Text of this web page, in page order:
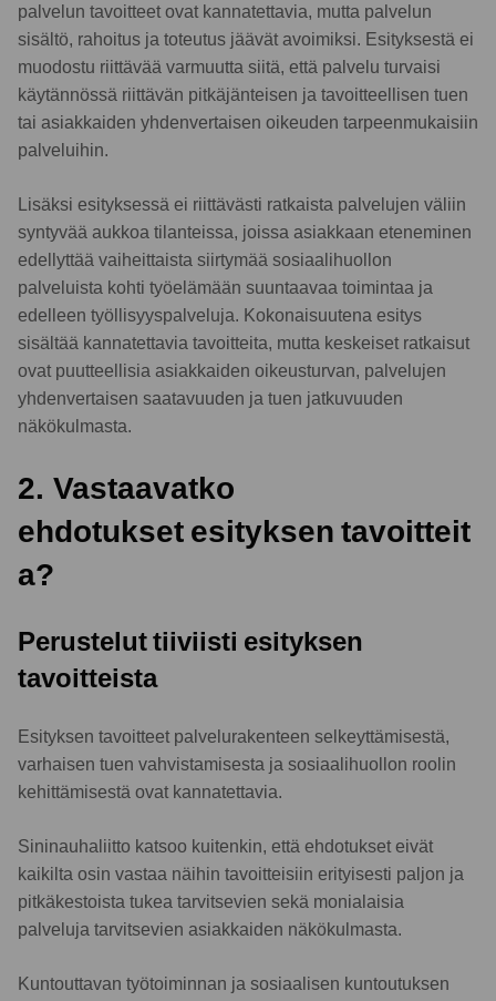
palvelun tavoitteet ovat kannatettavia, mutta palvelun
sisältö, rahoitus ja toteutus jäävät avoimiksi. Esityksestä ei
muodostu riittävää varmuutta siitä, että palvelu turvaisi
käytännössä riittävän pitkäjänteisen ja tavoitteellisen tuen
tai asiakkaiden yhdenvertaisen oikeuden tarpeenmukaisiin
palveluihin.
Lisäksi esityksessä ei riittävästi ratkaista palvelujen väliin
syntyvää aukkoa tilanteissa, joissa asiakkaan eteneminen
edellyttää vaiheittaista siirtymää sosiaalihuollon
palveluista kohti työelämään suuntaavaa toimintaa ja
edelleen työllisyyspalveluja. Kokonaisuutena esitys
sisältää kannatettavia tavoitteita, mutta keskeiset ratkaisut
ovat puutteellisia asiakkaiden oikeusturvan, palvelujen
yhdenvertaisen saatavuuden ja tuen jatkuvuuden
näkökulmasta.
2. Vastaavatko
ehdotukset esityksen tavoitteit
a?
Perustelut tiiviisti esityksen
tavoitteista
Esityksen tavoitteet palvelurakenteen selkeyttämisestä,
varhaisen tuen vahvistamisesta ja sosiaalihuollon roolin
kehittämisestä ovat kannatettavia.
Sininauhaliitto katsoo kuitenkin, että ehdotukset eivät
kaikilta osin vastaa näihin tavoitteisiin erityisesti paljon ja
pitkäkestoista tukea tarvitsevien sekä monialaisia
palveluja tarvitsevien asiakkaiden näkökulmasta.
Kuntouttavan työtoiminnan ja sosiaalisen kuntoutuksen